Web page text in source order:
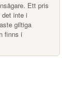
Ett pris
inte i
giltiga
finns i